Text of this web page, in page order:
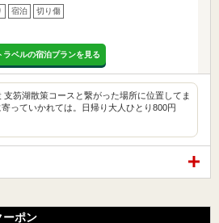
宿泊 切り傷
ラベルの宿泊プランを見る
支笏湖散策コースと繋がった場所に位置してま
っていかれては。日帰り大人ひとり800円
ーポン